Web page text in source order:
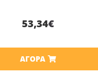
53,34€
ΑΓΟΡΆ